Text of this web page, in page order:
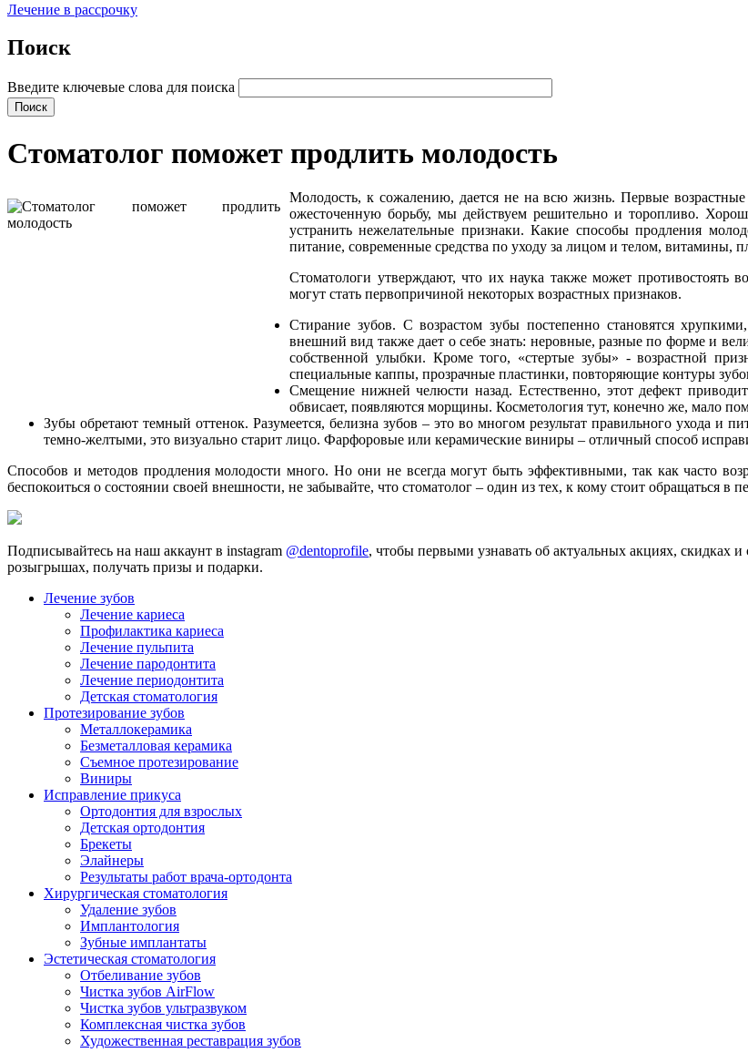
Лечение в рассрочку
Поиск
Введите ключевые слова для поиска
Стоматолог поможет продлить молодость
Молодость, к сожалению, дается не на всю жизнь. Первые
ожесточенную борьбу, мы действуем решительно и торопливо.
устранить нежелательные признаки. Какие способы продления
питание, современные средства по уходу за лицом и телом, витамины,
Стоматологи утверждают, что их наука также может противостоять
могут стать первопричиной некоторых возрастных признаков.
Стирание зубов. С возрастом зубы постепенно становятся
внешний вид также дает о себе знать: неровные, разные по форме и
собственной улыбки. Кроме того, «стертые зубы» - возрастной
специальные каппы, прозрачные пластинки, повторяющие контуры
Смещение нижней челюсти назад. Естественно, этот дефект
обвисает, появляются морщины. Косметология тут, конечно же, мало
Зубы обретают темный оттенок. Разумеется, белизна зубов – это во многом результат правильного ухода и
темно-желтыми, это визуально старит лицо. Фарфоровые или керамические виниры – отличный способ
Способов и методов продления молодости много. Но они не всегда могут быть эффективными, так как часто
беспокоиться о состоянии своей внешности, не забывайте, что стоматолог – один из тех, к кому стоит обращаться в
Подписывайтесь на наш аккаунт в instagram @dentoprofile, чтобы первыми узнавать об актуальных акциях, скидках
розыгрышах, получать призы и подарки.
Лечение зубов
Лечение кариеса
Профилактика кариеса
Лечение пульпита
Лечение пародонтита
Лечение периодонтита
Детская стоматология
Протезирование зубов
Металлокерамика
Безметалловая керамика
Съемное протезирование
Виниры
Исправление прикуса
Ортодонтия для взрослых
Детская ортодонтия
Брекеты
Элайнеры
Результаты работ врача-ортодонта
Хирургическая стоматология
Удаление зубов
Имплантология
Зубные имплантаты
Эстетическая стоматология
Отбеливание зубов
Чистка зубов AirFlow
Чистка зубов ультразвуком
Комплексная чистка зубов
Художественная реставрация зубов